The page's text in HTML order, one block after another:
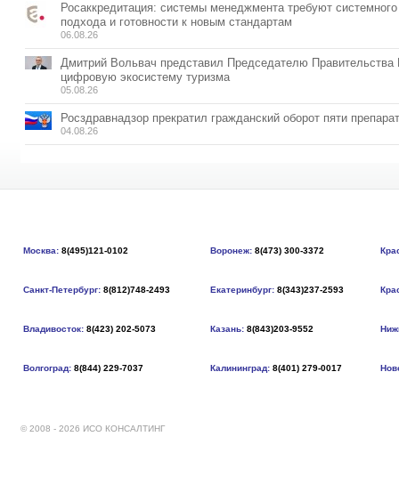
Росаккредитация: системы менеджмента требуют системного
подхода и готовности к новым стандартам
06.08.26
Дмитрий Вольвач представил Председателю
цифровую экосистему туризма
05.08.26
Росздравнадзор прекратил гражданский оборот пяти
04.08.26
Москва: 8(495)121-0102 Воронеж: 8(473) 300-3372
Санкт-Петербург: 8(812)748-2493 Екатеринбург: 8(343)237-2593
Владивосток: 8(423) 202-5073 Казань: 8(843)203-9552
Волгоград: 8(844) 229-7037 Калининград: 8(401) 279-0017
© 2008 - 2026 ИСО КОНСАЛТИНГ